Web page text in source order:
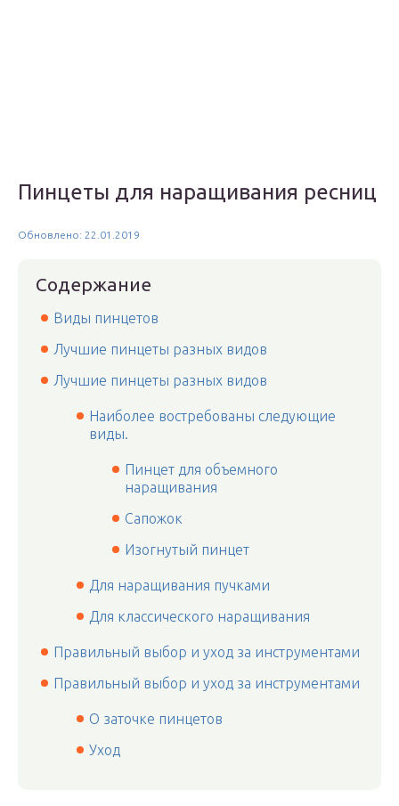
Пинцеты для наращивания ресниц
Обновлено: 22.01.2019
Содержание
Виды пинцетов
Лучшие пинцеты разных видов
Лучшие пинцеты разных видов
Наиболее востребованы следующие
виды.
Пинцет для объемного
наращивания
Сапожок
Изогнутый пинцет
Для наращивания пучками
Для классического наращивания
Правильный выбор и уход за инструментами
Правильный выбор и уход за инструментами
О заточке пинцетов
Уход